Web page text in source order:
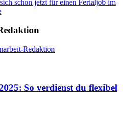
schon jetzt für einen Ferialjob im
Redaktion
So verdienst du flexibel